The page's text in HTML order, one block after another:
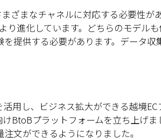
ざまなチャネルに対応する必要性があ
進化しています。どちらのモデル
提供する必要があります。データ収
用し、ビジネス拡大ができる越境EC
BtoBプラットフォームを立ち上げま
文ができるようになりました。